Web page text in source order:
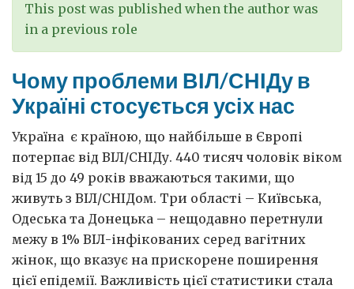
This post was published when the author was
in a previous role
Чому проблеми ВІЛ/СНІДу в
Україні стосується усіх нас
Україна є країною, що найбільше в Європі
потерпає від ВІЛ/СНІДу. 440 тисяч чоловік віком
від 15 до 49 років вважаються такими, що
живуть з ВІЛ/СНІДом. Три області – Київська,
Одеська та Донецька – нещодавно перетнули
межу в 1% ВІЛ-інфікованих серед вагітних
жінок, що вказує на прискорене поширення
цієї епідемії. Важливість цієї статистики стала